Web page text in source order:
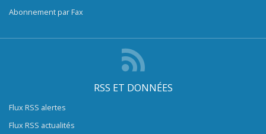
Abonnement par Fax
RSS ET DONNÉES
Flux RSS alertes
Flux RSS actualités